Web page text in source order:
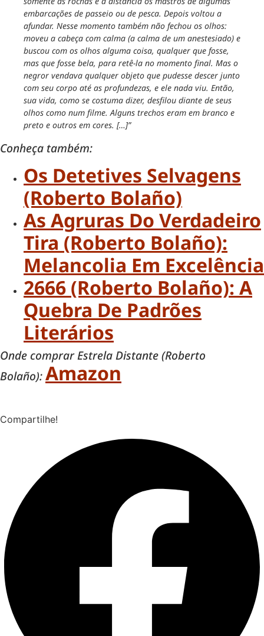
embarcações de passeio ou de pesca. Depois voltou a
afundar. Nesse momento também não fechou os olhos:
moveu a cabeça com calma (a calma de um anestesiado) e
buscou com os olhos alguma coisa, qualquer que fosse,
mas que fosse bela, para retê-la no momento final. Mas o
negror vendava qualquer objeto que pudesse descer junto
com seu corpo até as profundezas, e ele nada viu. Então,
sua vida, como se costuma dizer, desfilou diante de seus
olhos como num filme. Alguns trechos eram em branco e
preto e outros em cores. […]”
Conheça também:
Os Detetives Selvagens
(Roberto Bolaño)
As Agruras Do Verdadeiro
Tira (Roberto Bolaño):
Melancolia Em Excelência
2666 (Roberto Bolaño): A
Quebra De Padrões
Literários
Onde comprar Estrela Distante (Roberto
Bolaño):Amazon
Compartilhe!